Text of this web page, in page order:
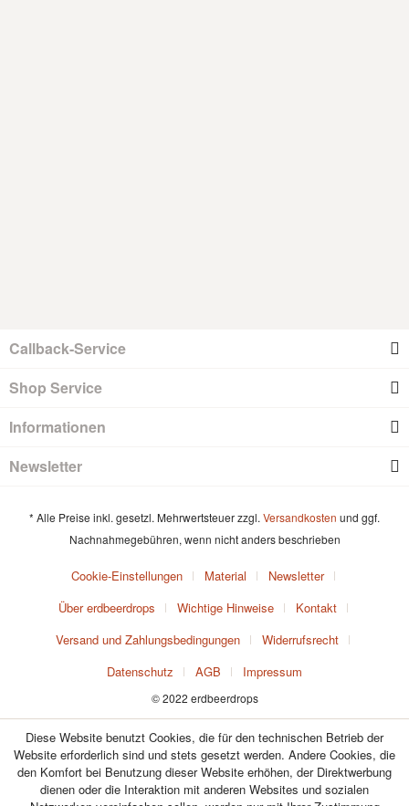
Callback-Service
Shop Service
Informationen
Newsletter
* Alle Preise inkl. gesetzl. Mehrwertsteuer zzgl. Versandkosten und ggf.
Nachnahmegebühren, wenn nicht anders beschrieben
Cookie-Einstellungen Material
Newsletter
Über erdbeerdrops
Wichtige Hinweise
Kontakt
Versand und Zahlungsbedingungen
Widerrufsrecht
Datenschutz
AGB Impressum
© 2022 erdbeerdrops
Diese Website benutzt Cookies, die für den technischen Betrieb der
Website erforderlich sind und stets gesetzt werden. Andere Cookies, die
den Komfort bei Benutzung dieser Website erhöhen, der Direktwerbung
dienen oder die Interaktion mit anderen Websites und sozialen